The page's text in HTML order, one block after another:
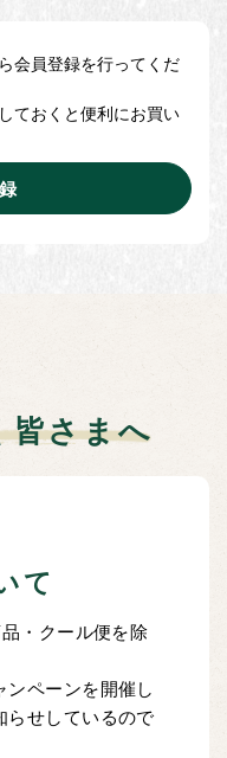
会員登録を行ってくだ
ておくと便利にお買い
皆さまへ
て
・クール便を除
ペーンを開催し
らせしているので